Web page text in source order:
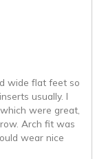
wide flat feet so
usually. I
were great,
Arch fit was
wear nice